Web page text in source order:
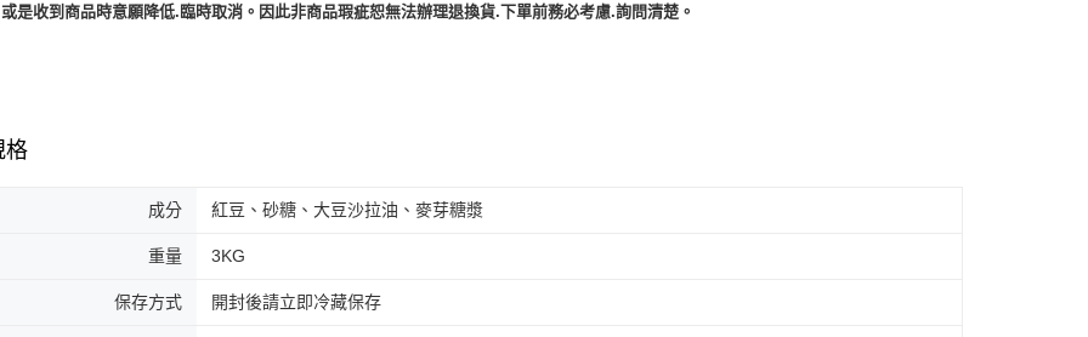
或是收到商品時意願降低.臨時取消。因此非商品瑕疵恕無法辦理退換貨.下單前務必考慮.詢問清楚。
格
成分 紅豆、砂糖、大豆沙拉油、麥芽糖漿
重量 3KG
保存方式 開封後請立即冷藏保存